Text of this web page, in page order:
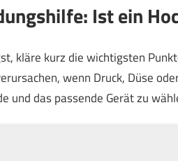
Ist ein
kläre kurz die wichtigsten
wenn Druck, Düse
und das passende Gerät zu